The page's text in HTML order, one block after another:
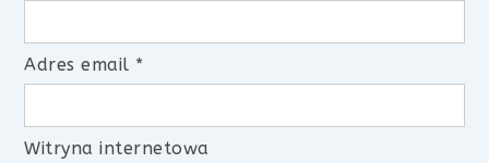
Adres email *
Witryna internetowa